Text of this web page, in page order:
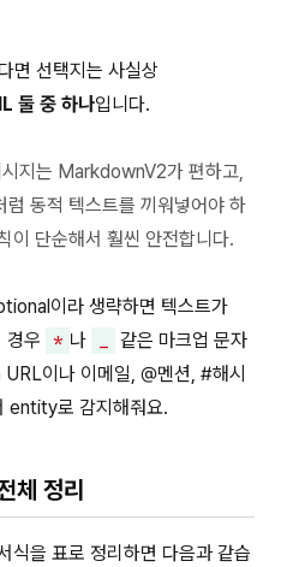
면 선택지는 사실상
둘 중 하나입니다.
지는 MarkdownV2가 편하고,
동적 텍스트를 끼워넣어야 하
단순해서 훨씬 안전합니다.
이라 생략하면 텍스트가
경우
* 나
같은 마크업 문자
이나 이메일, @멘션, #해시
entity로 감지해줘요.
정리
식을 표로 정리하면 다음과 같습